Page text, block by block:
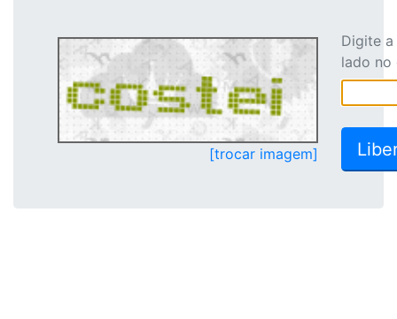
[trocar imagem]
Digite
lado no